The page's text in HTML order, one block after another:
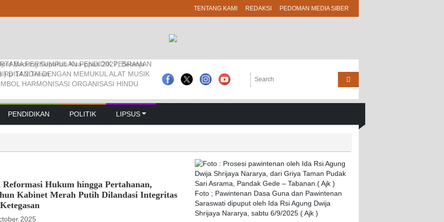
TENTANG KAMI REDAKSI PEDOMAN MEDIA SIBER
PERKUMPULAN PENDIDIK PESRAMAN
DITANDAI DENGAN MEMUKUL ALAT MUSIK
HARMONISASI ORGANISASI HINDU
Kwarcab Badung Berprestasi Di
Badung Sepakati Kua-ppas 2027, Belanja
Rp 14,2 Triliun
PENDIDIKAN POLITIK LIPSUS
Hukum hingga Pertahanan,
Kabinet Merah Putih Dilandasi Integritas
2025
Foto ; Pawintenan Dasa Guna dan Pawintenan
Saraswati dipuput oleh Ida Rsi Agung Dwija
Shrijaya Nararya, sabtu 6/9/2025 ( Ajk )